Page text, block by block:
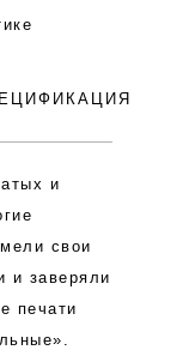
и
свои
и заверяли
печати